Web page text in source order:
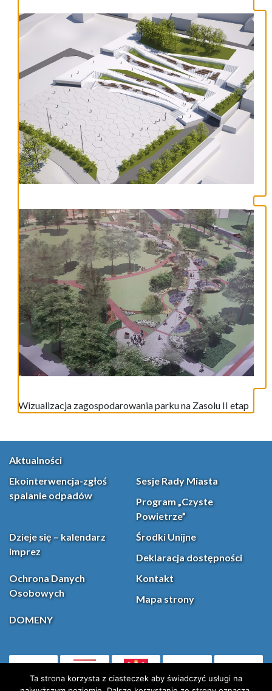
Wizualizacja zagospodarowania parku na Zasolu II etap
Aktualności
Ekointerwencja-zgłoś
spalanie odpadów
Sesje Rady Miasta
Program „Czyste
Powietrze”
Dzieje się – kalendarz
imprez
Środki Unijne
Deklaracja dostępności
Ochrona Danych
Osobowych
Kontakt
Mapa strony
DOMENY
(otwiera się w nowej karcie)Facebook
Ta strona korzysta z ciasteczek aby świadczyć usługi na